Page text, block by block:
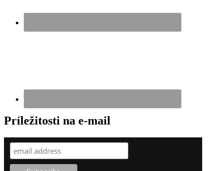
Príležitosti na e-mail